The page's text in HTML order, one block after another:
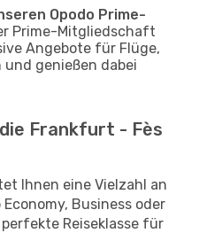
Opodo Prime-
Prime-Mitgliedschaft
Angebote für Flüge,
genießen dabei
Frankfurt - Fès
Ihnen eine Vielzahl an
Business oder
Reiseklasse für